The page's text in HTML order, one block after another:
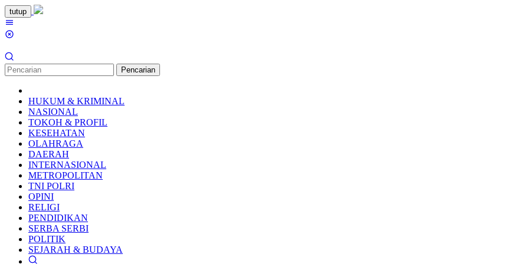
Loncat
ke
konten
tutup
Pencarian
HUKUM & KRIMINAL
NASIONAL
TOKOH & PROFIL
KESEHATAN
OLAHRAGA
DAERAH
INTERNASIONAL
METROPOLITAN
TNI POLRI
OPINI
RELIGI
PENDIDIKAN
SERBA SERBI
POLITIK
SEJARAH & BUDAYA